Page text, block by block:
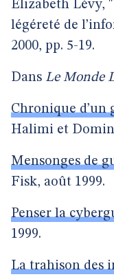
Elizabeth Lévy,
légéreté de
2000, pp. 5-19.
Dans Le Monde
Chronique d’un
Halimi et
Mensonges de
Fisk, août 1999.
Penser la
1999.
La trahison des